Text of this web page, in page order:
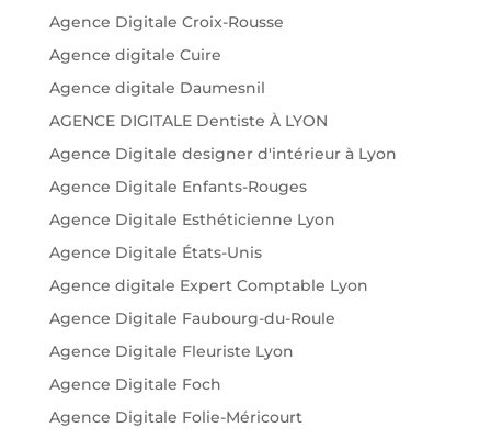
Agence Digitale Croix-Rousse
Agence digitale Cuire
Agence digitale Daumesnil
AGENCE DIGITALE Dentiste À LYON
Agence Digitale designer d'intérieur à Lyon
Agence Digitale Enfants-Rouges
Agence Digitale Esthéticienne Lyon
Agence Digitale États-Unis
Agence digitale Expert Comptable Lyon
Agence Digitale Faubourg-du-Roule
Agence Digitale Fleuriste Lyon
Agence Digitale Foch
Agence Digitale Folie-Méricourt